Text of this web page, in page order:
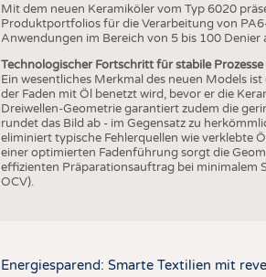
Mit dem neuen Keramiköler vom Typ 6020
Produktportfolios für die Verarbeitung von
Anwendungen im Bereich von 5 bis 100 Denier
Technologischer Fortschritt für stabile Prozesse
Ein wesentliches Merkmal des neuen Models
der Faden mit Öl benetzt wird, bevor er die
Dreiwellen-Geometrie garantiert zudem die
rundet das Bild ab - im Gegensatz zu
eliminiert typische Fehlerquellen wie verklebte
einer optimierten Fadenführung sorgt die
effizienten Präparationsauftrag bei
OCV).
Energiesparend: Smarte Textilien mit